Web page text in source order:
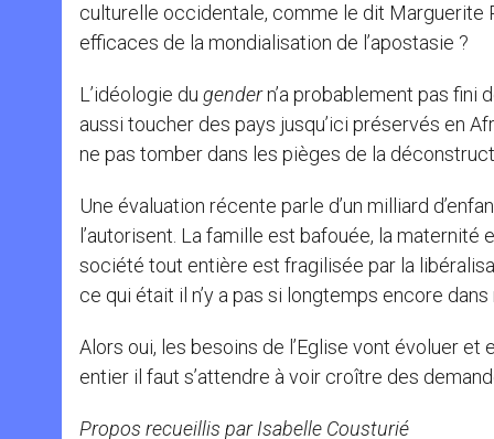
culturelle occidentale, comme le dit Marguerite
efficaces de la mondialisation de l’apostasie ?
L’idéologie du gendern’a probablement pas fini
aussi toucher des pays jusqu’ici préservés en
ne pas tomber dans les pièges de la
Une évaluation récente parle d’un milliard
l’autorisent. La famille est bafouée, la
société tout entière est fragilisée par la
ce qui était il n’y a pas si longtemps encore
Alors oui, les besoins de l’Eglise vont évoluer
entier il faut s’attendre à voir croître des
Propos recueillis par Isabelle Cousturié